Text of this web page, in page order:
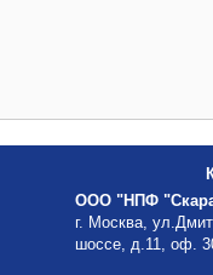
ООО "НПФ
г. Москва,
шоссе, д.11, оф.